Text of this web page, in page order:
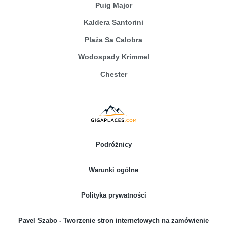
Puig Major
Kaldera Santorini
Plaża Sa Calobra
Wodospady Krimmel
Chester
Podróżnicy
Warunki ogólne
Polityka prywatności
Pavel Szabo - Tworzenie stron internetowych na zamówienie